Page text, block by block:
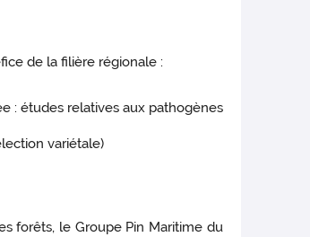
de la filière régionale :
: études relatives aux pathogènes
variétale)
forêts, le Groupe Pin Maritime du